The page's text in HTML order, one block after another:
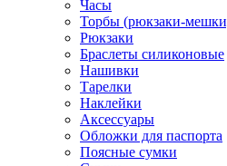
Часы
Торбы (рюкзаки-
Рюкзаки
Браслеты силиконовые
Нашивки
Тарелки
Наклейки
Аксессуары
Обложки для паспорта
Поясные сумки